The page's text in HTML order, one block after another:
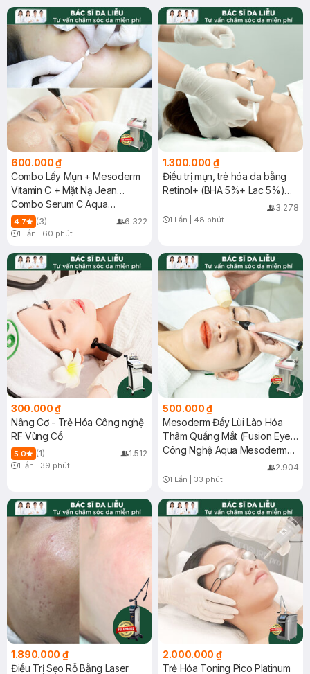
600.000 ₫
Combo Lấy Mụn + Mesoderm
Vitamin C + Mặt Nạ Jean
D'Arcel + Chiếu ASSH
Combo Serum C Aqua
Mesoderm & Pimple Removal
4.7 (3) 6.322
1 Lần 60 phút
1.300.000 ₫
Điều trị mụn, trẻ hóa da bằng
Retinol+ (BHA 5%+ Lac 5%)
3.278
1 Lần 48 phút
300.000 ₫
Nâng Cơ - Trẻ Hóa Công nghệ
RF Vùng Cổ
5.0 (1) 1.512
1 lần 39 phút
500.000 ₫
Mesoderm Đẩy Lùi Lão Hóa
Thâm Quầng Mắt (Fusion Eye
Contour)
Công Nghệ Aqua Mesoderm
2.904
1 Lần 33 phút
1.890.000 ₫
Điều Trị Sẹo Rỗ Bằng Laser
2.000.000 ₫
Trẻ Hóa Toning Pico Platinum